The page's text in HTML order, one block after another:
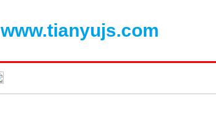
www.tianyujs.com